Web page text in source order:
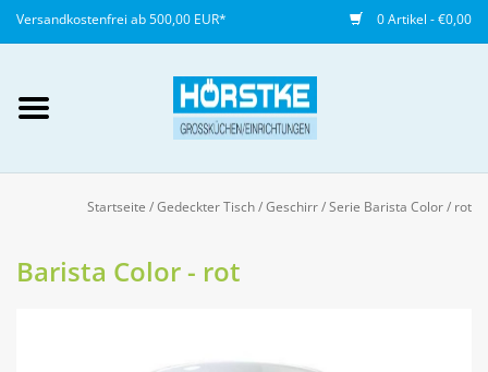
Versandkostenfrei ab 500,00 EUR* 0 Artikel - €0,00
anlegen
Startseite /Gedeckter Tisch/Geschirr/Serie Barista Color/ rot
Barista Color - rot